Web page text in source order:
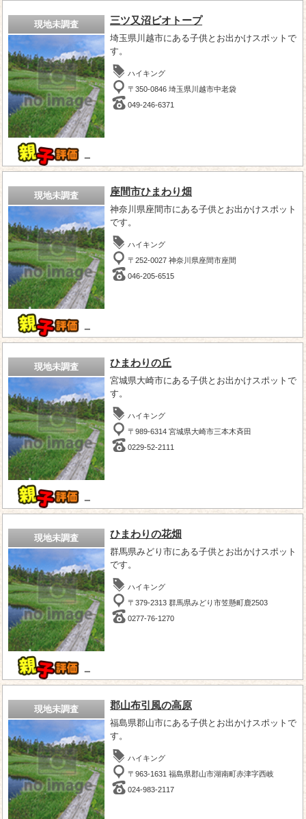
現地未調査
－
三ツ又沼ビオトープ
埼玉県川越市にある子供とお出かけスポットで
す。
ハイキング
〒350-0846 埼玉県川越市中老袋
049-246-6371
現地未調査
－
座間市ひまわり畑
神奈川県座間市にある子供とお出かけスポット
です。
ハイキング
〒252-0027 神奈川県座間市座間
046-205-6515
現地未調査
－
ひまわりの丘
宮城県大崎市にある子供とお出かけスポットで
す。
ハイキング
〒989-6314 宮城県大崎市三本木斉田
0229-52-2111
現地未調査
－
ひまわりの花畑
群馬県みどり市にある子供とお出かけスポット
です。
ハイキング
〒379-2313 群馬県みどり市笠懸町鹿2503
0277-76-1270
現地未調査 郡山布引風の高原
福島県郡山市にある子供とお出かけスポットで
す。
ハイキング
〒963-1631 福島県郡山市湖南町赤津字西岐
024-983-2117